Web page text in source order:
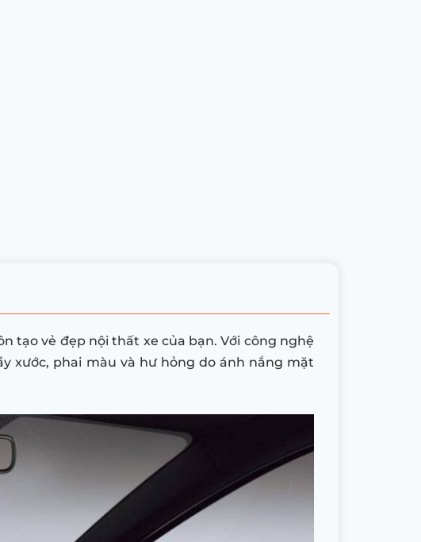
tạo vẻ đẹp nội thất xe của bạn. Với công nghệ
xước, phai màu và hư hỏng do ánh nắng mặt